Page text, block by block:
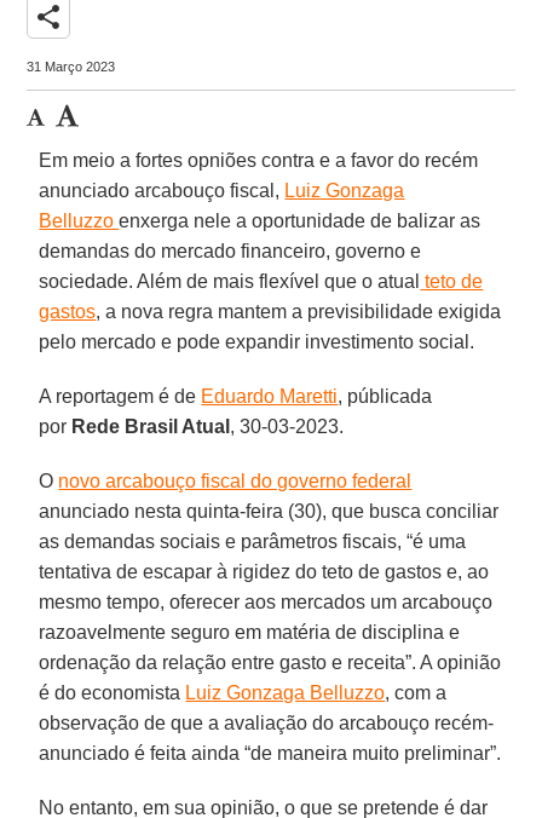
share
31 Março 2023
Em meio a fortes opniões contra e a favor do recém
anunciado arcabouço fiscal, Luiz Gonzaga
Belluzzoenxerga nele a oportunidade de balizar as
demandas do mercado financeiro, governo e
sociedade. Além de mais flexível que o atual teto de
gastos, a nova regra mantem a previsibilidade exigida
pelo mercado e pode expandir investimento social.
A reportagem é de Eduardo Maretti, públicada
por Rede Brasil Atual , 30-03-2023.
O novo arcabouço fiscal do governo federal
anunciado nesta quinta-feira (30), que busca conciliar
as demandas sociais e parâmetros fiscais, “é uma
tentativa de escapar à rigidez do teto de gastos e, ao
mesmo tempo, oferecer aos mercados um arcabouço
razoavelmente seguro em matéria de disciplina e
ordenação da relação entre gasto e receita”. A opinião
é do economista Luiz Gonzaga Belluzzo, com a
observação de que a avaliação do arcabouço recém-
anunciado é feita ainda “de maneira muito preliminar”.
No entanto, em sua opinião, o que se pretende é dar